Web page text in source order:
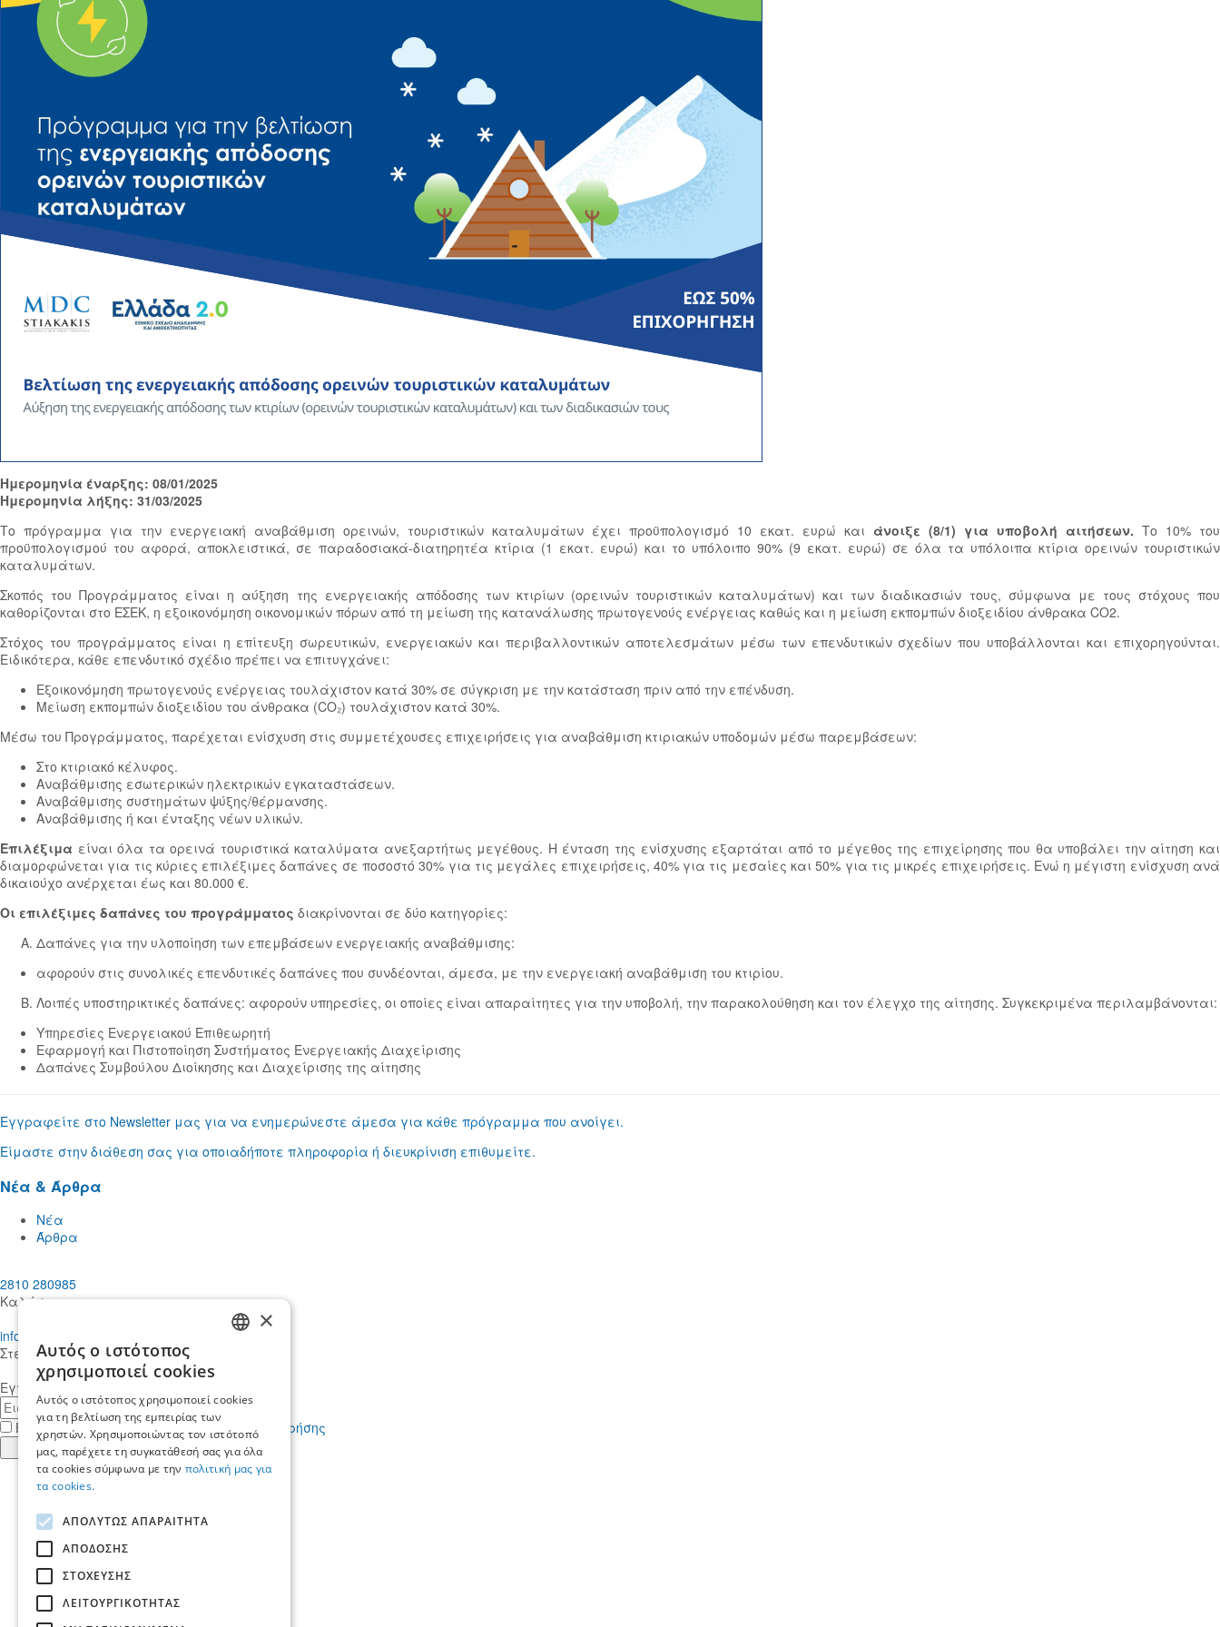
Ημερομηνία έναρξης: 08/01/2025
Ημερομηνία λήξης: 31/03/2025
Το πρόγραμμα για την ενεργειακή αναβάθμιση ορεινών, τουριστικών καταλυμάτων έχει προϋπολογισμό 10 εκατ. ευρώ και άνοιξε (8/1) για υποβολή αιτήσεων. Το 10% του
προϋπολογισμού του αφορά, αποκλειστικά, σε παραδοσιακά-διατηρητέα κτίρια (1 εκατ. ευρώ) και το υπόλοιπο 90% (9 εκατ. ευρώ) σε όλα τα υπόλοιπα κτίρια ορεινών τουριστικών
καταλυμάτων.
Σκοπός του Προγράμματος είναι η αύξηση της ενεργειακής απόδοσης των κτιρίων (ορεινών τουριστικών καταλυμάτων) και των διαδικασιών τους, σύμφωνα με τους στόχους που
καθορίζονται στο ΕΣΕΚ, η εξοικονόμηση οικονομικών πόρων από τη μείωση της κατανάλωσης πρωτογενούς ενέργειας καθώς και η μείωση εκπομπών διοξειδίου άνθρακα CO2.
Στόχος του προγράμματος είναι η επίτευξη σωρευτικών, ενεργειακών και περιβαλλοντικών αποτελεσμάτων μέσω των επενδυτικών σχεδίων που υποβάλλονται και επιχορηγούνται.
Ειδικότερα, κάθε επενδυτικό σχέδιο πρέπει να επιτυγχάνει:
Εξοικονόμηση πρωτογενούς ενέργειας τουλάχιστον κατά 30% σε σύγκριση με την κατάσταση πριν από την επένδυση.
Μείωση εκπομπών διοξειδίου του άνθρακα (CO₂) τουλάχιστον κατά 30%.
Μέσω του Προγράμματος, παρέχεται ενίσχυση στις συμμετέχουσες επιχειρήσεις για αναβάθμιση κτιριακών υποδομών μέσω παρεμβάσεων:
Στο κτιριακό κέλυφος.
Αναβάθμισης εσωτερικών ηλεκτρικών εγκαταστάσεων.
Αναβάθμισης συστημάτων ψύξης/θέρμανσης.
Αναβάθμισης ή και ένταξης νέων υλικών.
Επιλέξιμα είναι όλα τα ορεινά τουριστικά καταλύματα ανεξαρτήτως μεγέθους. Η ένταση της ενίσχυσης εξαρτάται από το μέγεθος της επιχείρησης που θα υποβάλει την αίτηση και
διαμορφώνεται για τις κύριες επιλέξιμες δαπάνες σε ποσοστό 30% για τις μεγάλες επιχειρήσεις, 40% για τις μεσαίες και 50% για τις μικρές επιχειρήσεις. Ενώ η μέγιστη ενίσχυση ανά
δικαιούχο ανέρχεται έως και 80.000 €.
Οι επιλέξιμες δαπάνες του προγράμματος διακρίνονται σε δύο κατηγορίες:
Δαπάνες για την υλοποίηση των επεμβάσεων ενεργειακής αναβάθμισης:
αφορούν στις συνολικές επενδυτικές δαπάνες που συνδέονται, άμεσα, με την ενεργειακή αναβάθμιση του κτιρίου.
Λοιπές υποστηρικτικές δαπάνες: αφορούν υπηρεσίες, οι οποίες είναι απαραίτητες για την υποβολή, την παρακολούθηση και τον έλεγχο της αίτησης. Συγκεκριμένα περιλαμβάνονται:
Υπηρεσίες Ενεργειακού Επιθεωρητή
Εφαρμογή και Πιστοποίηση Συστήματος Ενεργειακής Διαχείρισης
Δαπάνες Συμβούλου Διοίκησης και Διαχείρισης της αίτησης
Εγγραφείτε στο Newsletter μας για να ενημερώνεστε άμεσα για κάθε πρόγραμμα που ανοίγει.
Είμαστε στην διάθεση σας για οποιαδήποτε πληροφορία ή διευκρίνιση επιθυμείτε.
Νέα & Άρθρα
Νέα
Άρθρα
2810 280985
Καλέστε μας
info@mdcstiakakis.gr
Στείλτε μας το μήνυμά σας
Εγγραφείτε στο Newsletter μας
E-
mailΈχω διαβάσει κι αποδέχομαι τους
όρους χρήσης
Εγγραφή
Find
us
in
Facebook
Find
us
in
Instagram
Find
us
in
Twitter
Find
us
in
LinkedIn
Αρχική
Ποιοί είμαστε
Yπηρεσίες
Ποιοι μας εμπιστεύονται
×
Αυτός ο ιστότοπος
χρησιμοποιεί cookies
Αυτός ο ιστότοπος χρησιμοποιεί cookies
για τη βελτίωση της εμπειρίας των
χρηστών. Χρησιμοποιώντας τον ιστότοπό
μας, παρέχετε τη συγκατάθεσή σας για όλα
τα cookies σύμφωνα με την πολιτική μας για
τα cookies.
ΑΠΟΛΥΤΩΣ ΑΠΑΡΑΙΤΗΤΑ
ΑΠΟΔΟΣΗΣ
ΣΤΟΧΕΥΣΗΣ
ΛΕΙΤΟΥΡΓΙΚΟΤΗΤΑΣ